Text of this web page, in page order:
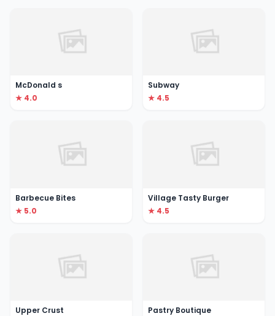
McDonald s
★ 4.0
Subway
★ 4.5
Barbecue Bites
★ 5.0
Village Tasty Burger
★ 4.5
Upper Crust
Pastry Boutique